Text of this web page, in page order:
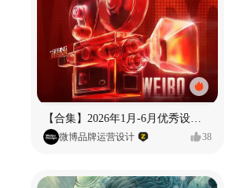
微博品牌运营设计 38